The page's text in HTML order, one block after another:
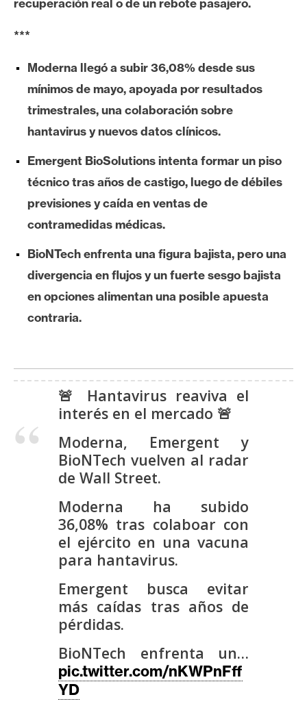
e
u
A
A
n
á
l
i
s
i
N
m
recuperación real o de un rebote pasajero.
***
Moderna llegó a subir 36,08% desde sus
mínimos de mayo, apoyada por resultados
trimestrales, una colaboración sobre
hantavirus y nuevos datos clínicos.
Emergent BioSolutions intenta formar un piso
técnico tras años de castigo, luego de débiles
previsiones y caída en ventas de
contramedidas médicas.
BioNTech enfrenta una figura bajista, pero una
divergencia en flujos y un fuerte sesgo bajista
en opciones alimentan una posible apuesta
contraria.
🚨 Hantavirus reaviva el
interés en el mercado 🚨
Moderna, Emergent y
BioNTech vuelven al radar
de Wall Street.
Moderna ha subido
36,08% tras colaboar con
el ejército en una vacuna
para hantavirus.
Emergent busca evitar
más caídas tras años de
pérdidas.
BioNTech enfrenta un…
pic.twitter.com/nKWPnFff
YD